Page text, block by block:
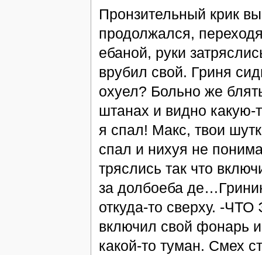
Пронзительный крик
продолжался,
ебаной, руки
врубил свой. Гриня
охуел? Больно же
штанах и видно какую-
я спал! Макс, твои
спал и нихуя не
тряслись так что
за долбоеба
откуда-то сверху. -
включил свой фонарь
какой-то туман. Смех